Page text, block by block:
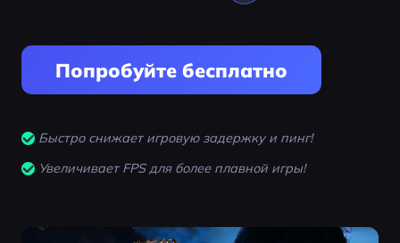
Попробуйте бесплатно
Быстро снижает игровую задержку и пинг!
Увеличивает FPS для более плавной игры!